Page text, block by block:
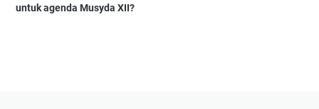
untuk agenda Musyda XII?